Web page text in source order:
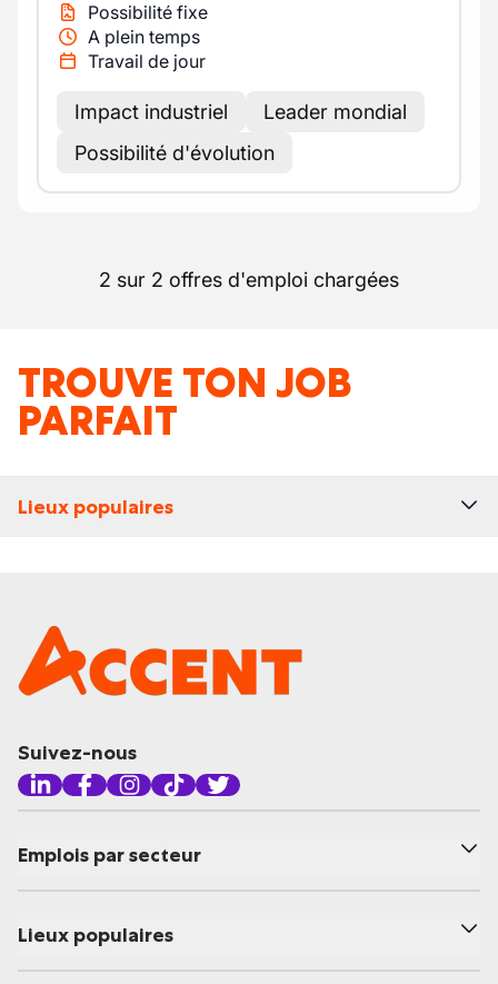
Possibilité fixe
A plein temps
Travail de jour
Impact industriel
Leader mondial
Possibilité d'évolution
2 sur 2 offres d'emploi chargées
TROUVE TON JOB
PARFAIT
Lieux populaires
Suivez-nous
Emplois par secteur
Lieux populaires